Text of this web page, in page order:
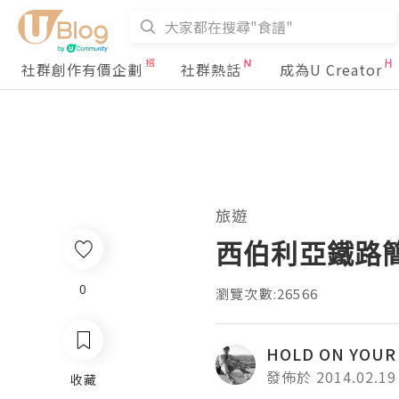
社群創作有價企劃 社群熱話 成為U Creator
0
收藏
旅遊
西伯利亞鐵路
瀏覽次數:26566
HOLD ON
發佈於 2014.02.19